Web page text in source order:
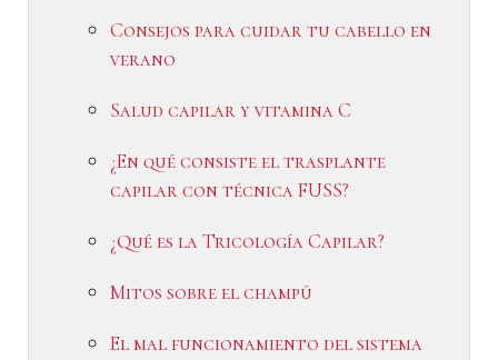
Consejos para cuidar tu cabello en
verano
Salud capilar y vitamina C
¿En qué consiste el trasplante
capilar con técnica FUSS?
¿Qué es la Tricología Capilar?
Mitos sobre el champú
El mal funcionamiento del sistema